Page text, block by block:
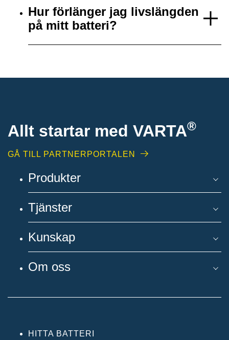
Hur förlänger jag livslängden
på mitt batteri?
Allt startar med VARTA®
GÅ TILL PARTNERPORTALEN
Produkter
Tjänster
Kunskap
Om oss
HITTA BATTERI